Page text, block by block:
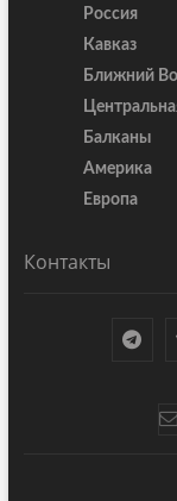
Россия
Кавказ
Ближний
Балканы
Америка
Европа
Контакты